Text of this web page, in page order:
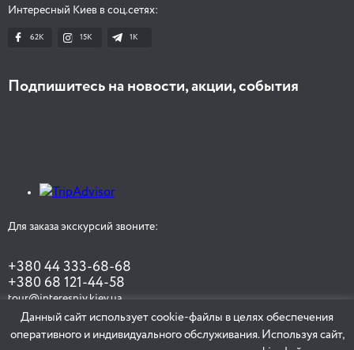
Данный сайт использует cookie-файлы в целях обеспечения
оперативного и индивидуального обслуживания. Используя сайт,
Интересный Киев в соц.сетях:
62K 15K 1К
Подпишитесь на новости, акции, события
Для заказа экскурсий звоните:
+380 44 333-68-68
+380 68 121-44-58
tour@interesniy.kiev.ua